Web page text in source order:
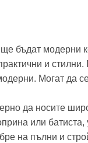
бъдат модерни
и
Могат да
да носите
или
на пълни и